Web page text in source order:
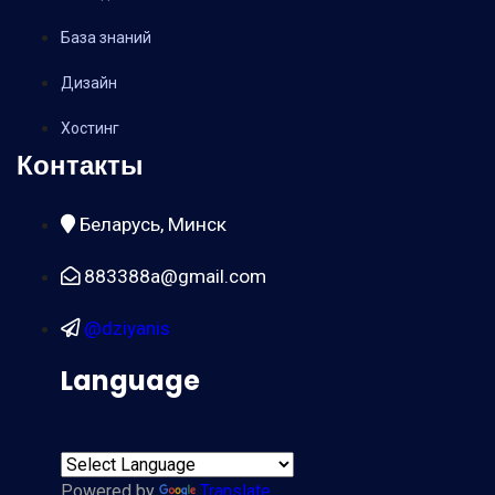
База знаний
Дизайн
Хостинг
Контакты
Беларусь, Минск
883388a@gmail.com
@dziyanis
Language
Powered by Translate